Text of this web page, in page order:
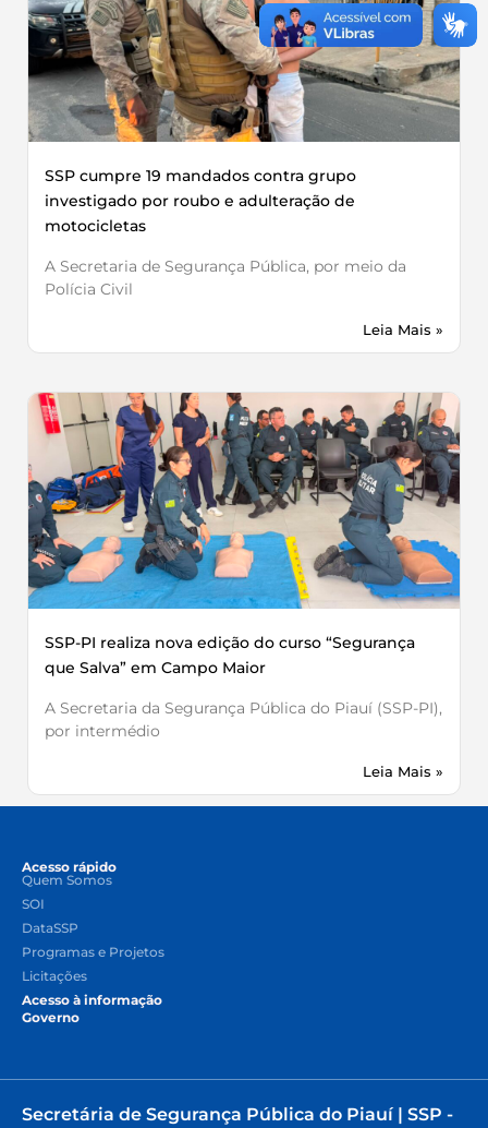
SSP cumpre 19 mandados contra grupo
investigado por roubo e adulteração de
motocicletas
A Secretaria de Segurança Pública, por meio da
Polícia Civil
Leia Mais »
SSP-PI realiza nova edição do curso “Segurança
que Salva” em Campo Maior
A Secretaria da Segurança Pública do Piauí (SSP-PI),
por intermédio
Leia Mais »
Acesso rápido
Quem Somos
SOI
DataSSP
Programas e Projetos
Licitações
Acesso à informação
Governo
Secretária de Segurança Pública do Piauí | SSP -